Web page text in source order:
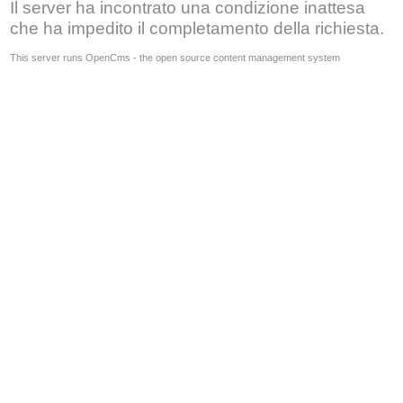
Il server ha incontrato una condizione inattesa
che ha impedito il completamento della richiesta.
This server runs OpenCms - the open source content management system